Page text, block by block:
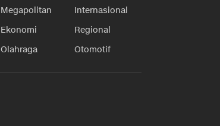
Megapolitan
Internasional
Ekonomi
Regional
Olahraga Otomotif